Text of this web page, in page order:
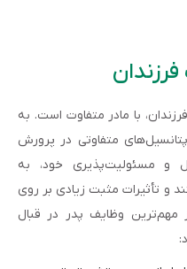
با مادر متفاوت است. به
متفاوتی در پرورش
و مسئولیت‌پذیری خود، به
و تأثیرات مثبت زیادی بر روی
مهم‌ترین وظایف پدر در قبال